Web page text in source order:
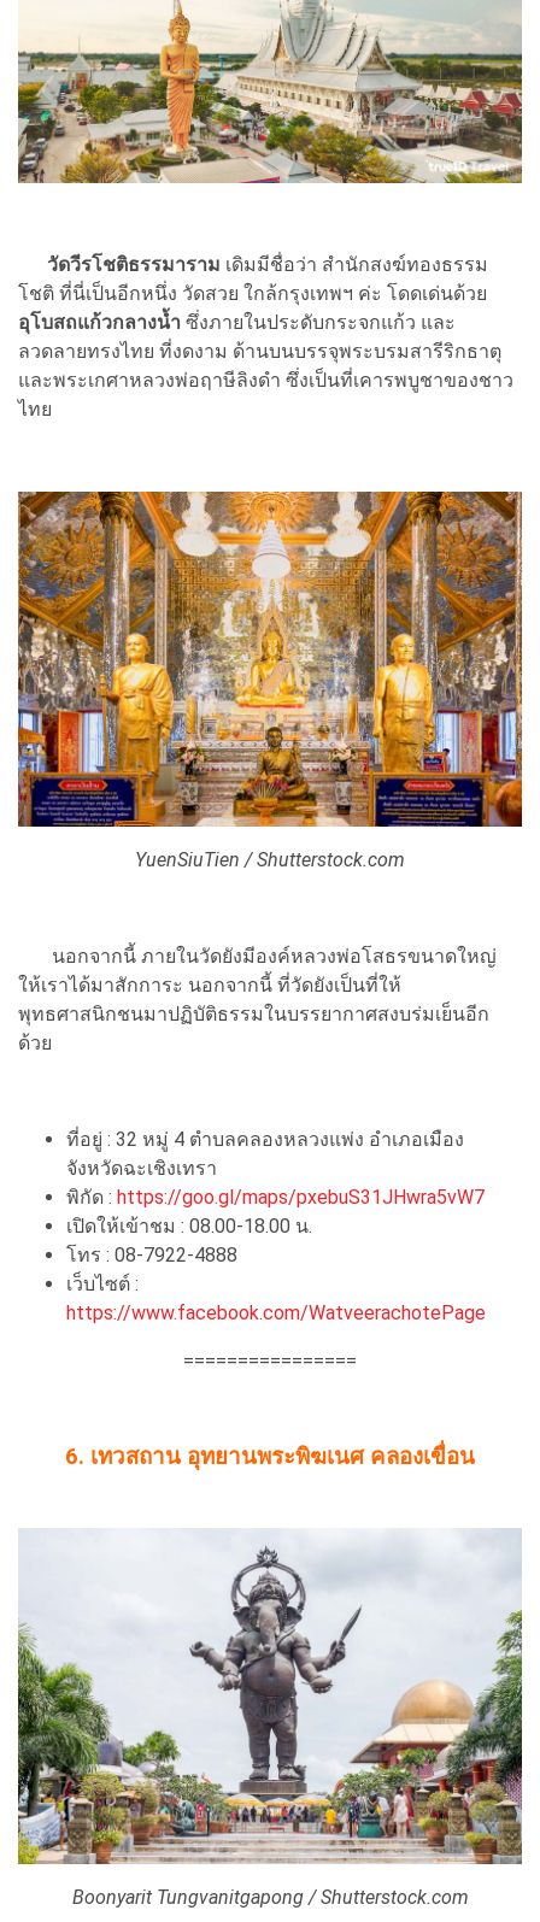
วัดวีรโชติธรรมาราม เดิมมีชื่อว่า สำนักสงฆ์ทองธรรม
โชติ ที่นี่เป็นอีกหนึ่ง วัดสวย ใกล้กรุงเทพฯ ค่ะ โดดเด่นด้วย
อุโบสถแก้วกลางน้ำ ซึ่งภายในประดับกระจกแก้ว และ
ลวดลายทรงไทย ที่งดงาม ด้านบนบรรจุพระบรมสารีริกธาตุ
และพระเกศาหลวงพ่อฤาษีลิงดำ ซึ่งเป็นที่เคารพบูชาของชาว
ไทย
YuenSiuTien / Shutterstock.com
นอกจากนี้ ภายในวัดยังมีองค์หลวงพ่อโสธรขนาดใหญ่
ให้เราได้มาสักการะ นอกจากนี้ ที่วัดยังเป็นที่ให้
พุทธศาสนิกชนมาปฏิบัติธรรมในบรรยากาศสงบร่มเย็นอีก
ด้วย
ที่อยู่ : 32 หมู่ 4 ตำบลคลองหลวงแพ่ง อำเภอเมือง
จังหวัดฉะเชิงเทรา
พิกัด : https://goo.gl/maps/pxebuS31JHwra5vW7
เปิดให้เข้าชม : 08.00-18.00 น.
โทร : 08-7922-4888
เว็บไซต์ :
https://www.facebook.com/WatveerachotePage
================
6. เทวสถาน อุทยานพระพิฆเนศ คลองเขื่อน
Boonyarit Tungvanitgapong / Shutterstock.com